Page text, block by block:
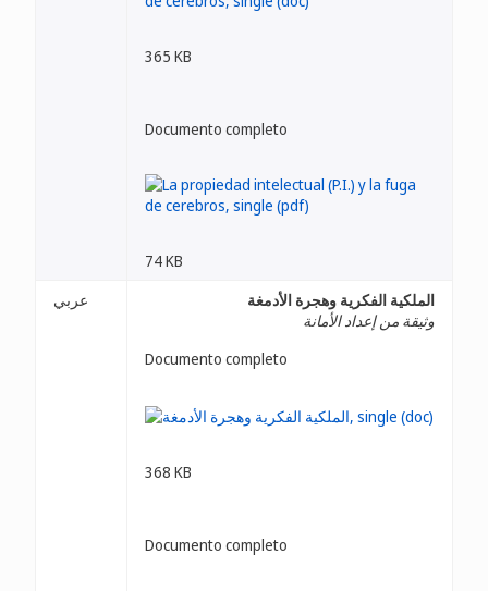
365 KB
Documento completo
74 KB
عربي
الملكية الفكرية وهجرة الأدمغة
وثيقة من إعداد الأمانة
Documento completo
368 KB
Documento completo